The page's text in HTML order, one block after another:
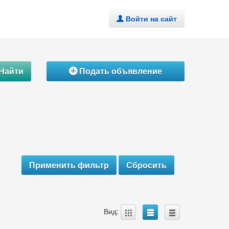
. Войти на сайт
ÁПодать объявление
Вид: A B C